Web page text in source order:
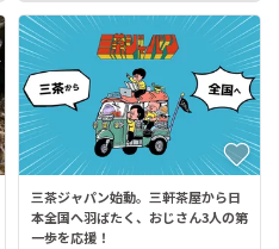
三茶ジャパン始動。三軒茶屋から日
本全国へ羽ばたく、おじさん3人の第
一歩を応援！